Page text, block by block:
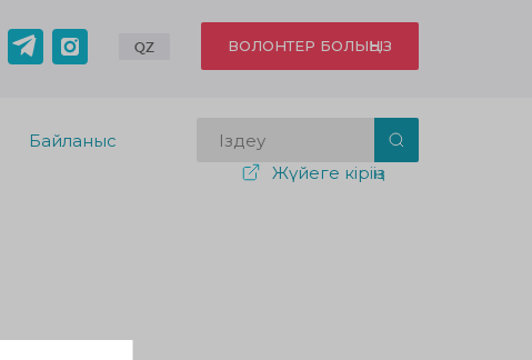
QZ ВОЛОНТЕР БОЛЫҢЫЗ
Байланыс
Жүйеге кіріңіз